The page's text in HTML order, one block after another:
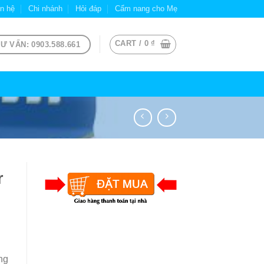
hệ Chi nhánh Hỏi đáp Cẩm nang cho Mẹ
VẤN: 0903.588.661 CART / 0 ₫